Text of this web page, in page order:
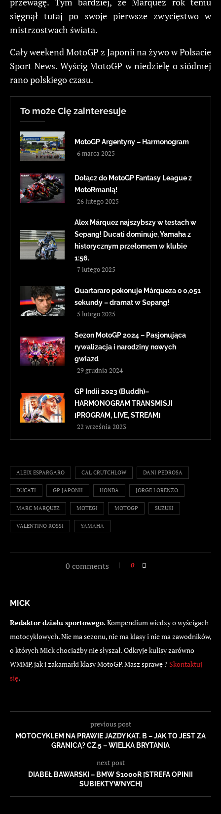
sięgnął tutaj po swoje pierwsze zwycięstwo w
mistrzostwach świata.
Cały weekend MotoGP z Japonii na żywo w Polsacie
Sport News. Wyścig MotoGP w niedzielę o siódmej
rano polskiego czasu.
To może Cię zainteresuje
MotoGP Argentyny – Harmonogram
6 marca 2025
Dołącz do MotoGP Fantasy League z
MotoRmanią!
26 lutego 2025
Alex Márquez najszybszy w testach w
Sepang! Ducati dominuje, Yamaha z
historycznym przełomem w klubie
1:56.
7 lutego 2025
Quartararo pokonuje Márqueza o 0,051
sekundy – dramat w Sepang!
5 lutego 2025
Sezon MotoGP 2024 – Pasjonująca
rywalizacja i narodziny nowych
gwiazd
29 grudnia 2024
GP Indii 2023 (Buddh)–
HARMONOGRAM TRANSMISJI
[PROGRAM, LIVE, STREAM]
22 września 2023
ALEIX ESPARGARO CAL CRUTCHLOW DANI PEDROSA
DUCATI GP JAPONII HONDA JORGE LORENZO
MARC MARQUEZ MOTEGI MOTOGP SUZUKI
VALENTINO ROSSI YAMAHA
0 comments 0
MICK
Redaktor działu sportowego.Kompendium wiedzy o wyścigach
motocyklowych. Nie ma sezonu, nie ma klasy i nie ma zawodników,
o których Mick chociażby nie słyszał. Odkryje kulisy zarówno
WMMP, jak i zakamarki klasy MotoGP. Masz sprawę ? Skontaktuj
się.
previous post
MOTOCYKLEM NA PRAWIE JAZDY KAT. B – JAK TO JEST ZA
GRANICĄ? CZ.5 – WIELKA BRYTANIA
next post
DIABEŁ BAWARSKI – BMW S1000R [STREFA OPINII
SUBIEKTYWNYCH]